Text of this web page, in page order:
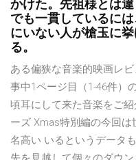
かけた。先祖様とは
でも一貫しているに
にいない人が槍玉に
る。
ある偏狭な音楽的映画レ
事中1ページ目（1-46件）
頃耳にして来た音楽をご
ーズ Xmas特別編の今回
名高い いるというデータ